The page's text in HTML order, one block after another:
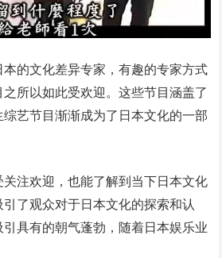
的文化差异专家，有趣的专家方式
所以如此受欢迎。这些节目涵盖了
艺节目渐渐成为了日本文化的一部
注欢迎，也能了解到当下日本文化
了观众对于日本文化的探索和认
具有的朝气蓬勃，随着日本娱乐业